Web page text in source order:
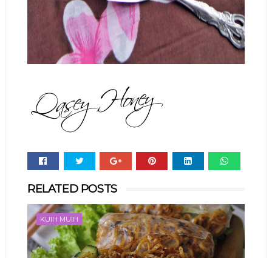
RELATED POSTS
KUIH MUIH